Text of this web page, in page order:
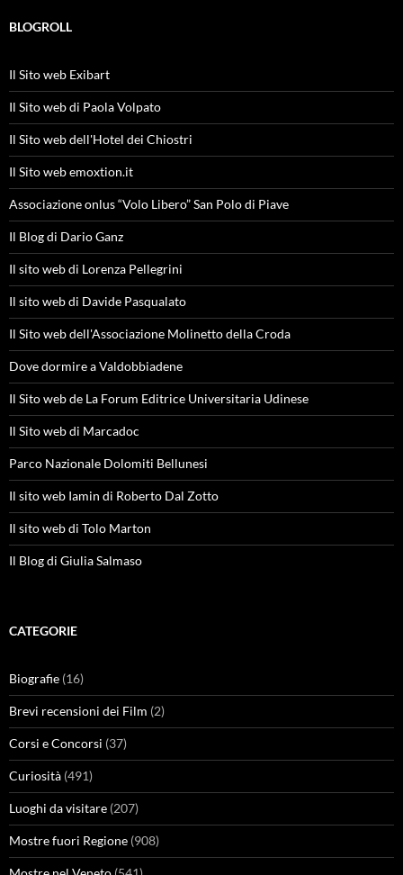
BLOGROLL
Il Sito web Exibart
Il Sito web di Paola Volpato
Il Sito web dell'Hotel dei Chiostri
Il Sito web emoxtion.it
Associazione onlus “Volo Libero” San Polo di Piave
Il Blog di Dario Ganz
Il sito web di Lorenza Pellegrini
Il sito web di Davide Pasqualato
Il Sito web dell'Associazione Molinetto della Croda
Dove dormire a Valdobbiadene
Il Sito web de La Forum Editrice Universitaria Udinese
Il Sito web di Marcadoc
Parco Nazionale Dolomiti Bellunesi
Il sito web Iamin di Roberto Dal Zotto
Il sito web di Tolo Marton
Il Blog di Giulia Salmaso
CATEGORIE
Biografie (16)
Brevi recensioni dei Film (2)
Corsi e Concorsi (37)
Curiosità (491)
Luoghi da visitare (207)
Mostre fuori Regione (908)